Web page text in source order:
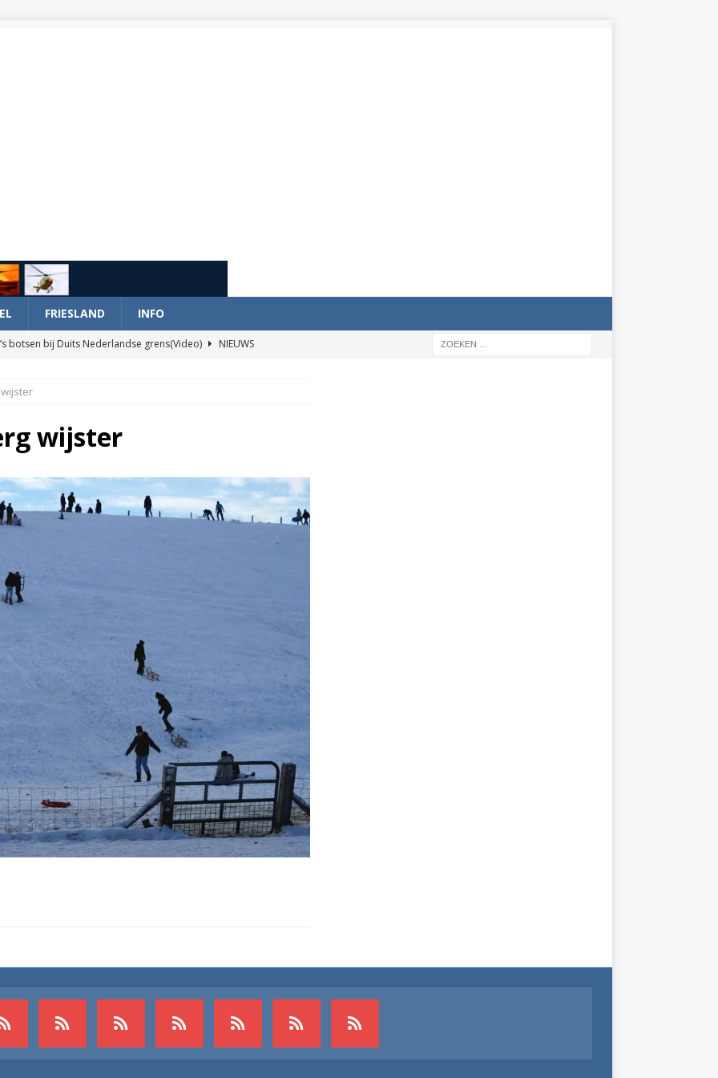
FRIESLAND INFO
botsen bij Duits Nederlandse grens(Video)
NIEUWS
en wagen met stro in de brand in Oosterhesselen(Video)
brand in Wijster(Video)
aangevaren op Schildmeer Steendam(Video) NIEUWS
wijster